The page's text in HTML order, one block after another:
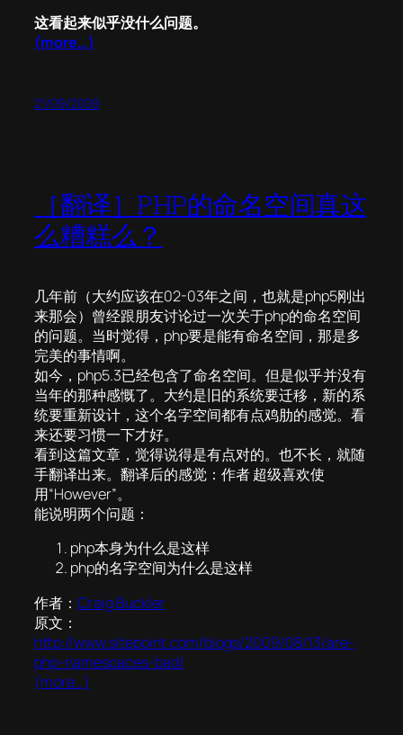
这看起来似乎没什么问题。
(more…)
21/09/2009
［翻译］PHP的命名空间真这
么糟糕么？
几年前（大约应该在02-03年之间，也就是php5刚出
来那会）曾经跟朋友讨论过一次关于php的命名空间
的问题。当时觉得，php要是能有命名空间，那是多
完美的事情啊。
如今，php5.3已经包含了命名空间。但是似乎并没有
当年的那种感慨了。大约是旧的系统要迁移，新的系
统要重新设计，这个名字空间都有点鸡肋的感觉。看
来还要习惯一下才好。
看到这篇文章，觉得说得是有点对的。也不长，就随
手翻译出来。翻译后的感觉：作者 超级喜欢使
用“However”。
能说明两个问题：
php本身为什么是这样
php的名字空间为什么是这样
作者： Craig Buckler
原文：
http://www.sitepoint.com/blogs/2009/08/13/are-
php-namespaces-bad/
(more…)